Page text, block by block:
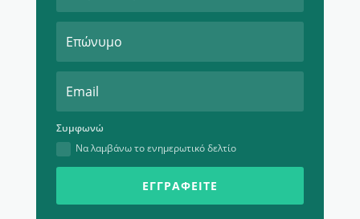
Συμφωνώ
Να λαμβάνω το ενημερωτικό δελτίο
ΕΓΓΡΑΦΕΊΤΕ